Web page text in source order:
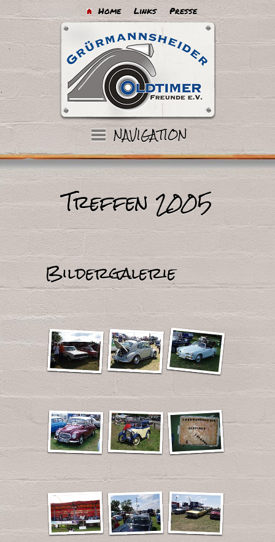
Home Links Presse
Treffen 2005
Bildergalerie